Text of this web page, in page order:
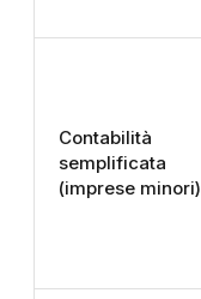
Contabilità
semplificata
(imprese minori)